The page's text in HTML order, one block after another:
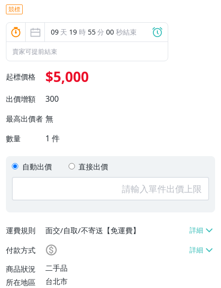
競標
09 天 19 時 54分 59 秒結束
賣家可提前結束
起標價格 $5,000
出價增額 300
最高出價者 無
數量 1 件
自動出價 直接出價
運費規則
面交/自取/不寄送【免運費】
付款方式
商品狀況
二手品
所在地區
台北市